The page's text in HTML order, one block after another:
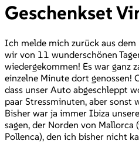
Geschenkset
Ich melde mich zurück aus
wir von 11 wunderschönen
wiedergekommen! Es war ganz
einzelne Minute dort genossen!
dass unser Auto abgeschleppt
paar Stressminuten, aber sonst
Bisher war ja immer Ibiza
sagen, der Norden von Mallorca
Pollenca), den ich bisher nicht